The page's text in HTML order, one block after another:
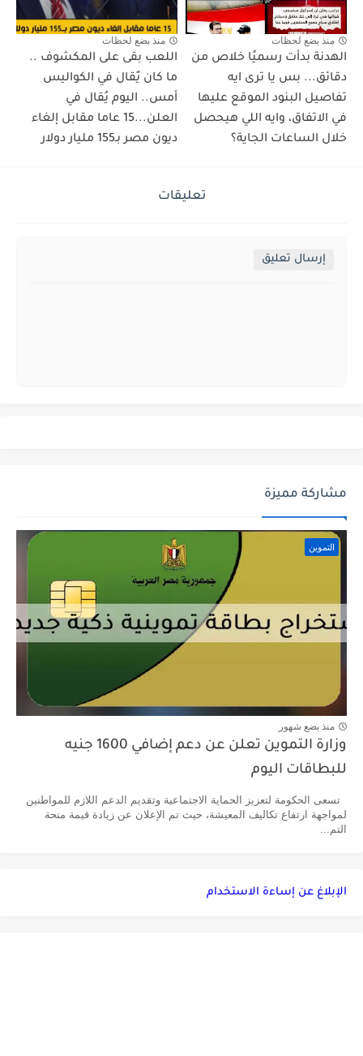
منذ بضع لحظات
الهدنة بدأت رسميًا خلاص من
دقائق... بس يا ترى ايه
تفاصيل البنود الموقع عليها
في الاتفاق، وايه اللي هيحصل
خلال الساعات الجاية؟
منذ بضع لحظات
اللعب بقى على المكشوف ..
ما كان يٌقال في الكواليس
أمس.. اليوم يُقال في
العلن...15 عاما مقابل إلغاء
ديون مصر بـ155 مليار دولار
تعليقات
إرسال تعليق
مشاركة مميزة
التموين
منذ بضع شهور
وزارة التموين تعلن عن دعم إضافي 1600 جنيه
للبطاقات اليوم
تسعى الحكومة لتعزيز الحماية الاجتماعية وتقديم الدعم اللازم للمواطنين
لمواجهة ارتفاع تكاليف المعيشة، حيث تم الإعلان عن زيادة قيمة منحة
التم...
الإبلاغ عن إساءة الاستخدام